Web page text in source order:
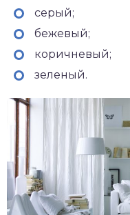
серый;
бежевый;
коричневый;
зеленый.